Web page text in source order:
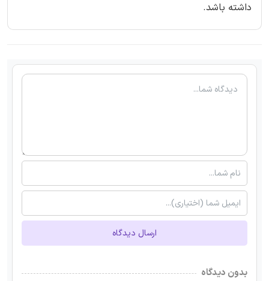
داشته باشد.
ارسال دیدگاه
بدون دیدگاه